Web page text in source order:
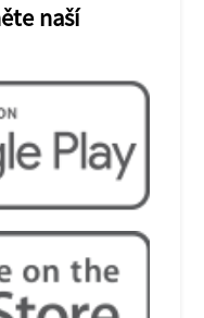
naší